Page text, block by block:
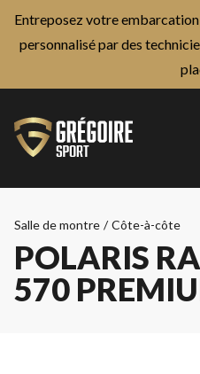
Entreposez votre
personnalisé par des
Salle de montre / Côte-à-côte
POLARIS
570